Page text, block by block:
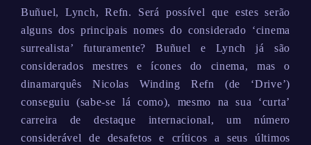
Buñuel, Lynch, Refn. Será possível que estes serão
alguns dos principais nomes do considerado ‘cinema
surrealista’ futuramente? Buñuel e Lynch já são
considerados mestres e ícones do cinema, mas o
dinamarquês Nicolas Winding Refn (de ‘Drive’)
conseguiu (sabe-se lá como), mesmo na sua ‘curta’
carreira de destaque internacional, um número
considerável de desafetos e críticos a seus últimos